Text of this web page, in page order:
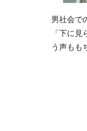
男社会で
「下に
う声もも